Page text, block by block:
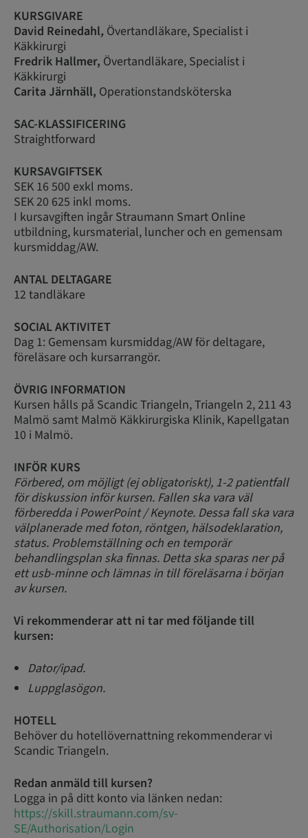
KURSGIVARE
David Reinedahl, Övertandläkare, Specialist i
Käkkirurgi
Fredrik Hallmer, Övertandläkare, Specialist i
Käkkirurgi
Carita Järnhäll, Operationstandsköterska
SAC-KLASSIFICERING
Straightforward
KURSAVGIFTSEK
SEK 16 500 exkl moms.
SEK 20 625 inkl moms.
I kursavgiften ingår Straumann Smart Online
utbildning, kursmaterial, luncher och en gemensam
kursmiddag/AW.
ANTAL DELTAGARE
12 tandläkare
SOCIAL AKTIVITET
Dag 1: Gemensam kursmiddag/AW för deltagare,
föreläsare och kursarrangör.
ÖVRIG INFORMATION
Kursen hålls på Scandic Triangeln, Triangeln 2, 211 43
Malmö samt Malmö Käkkirurgiska Klinik, Kapellgatan
10 i Malmö.
INFÖR KURS
Förbered, om möjligt (ej obligatoriskt), 1-2 patientfall
för diskussion inför kursen. Fallen ska vara väl
förberedda i PowerPoint / Keynote. Dessa fall ska vara
välplanerade med foton, röntgen, hälsodeklaration,
status. Problemställning och en temporär
behandlingsplan ska finnas. Detta ska sparas ner på
ett usb-minne och lämnas in till föreläsarna i början
av kursen.
Vi rekommenderar att ni tar med följande till
kursen:
Dator/ipad.
Luppglasögon.
HOTELL
Behöver du hotellövernattning rekommenderar vi
Scandic Triangeln.
Redan anmäld till kursen?
Logga in på ditt konto via länken nedan:
https://skill.straumann.com/sv-
SE/Authorisation/Login